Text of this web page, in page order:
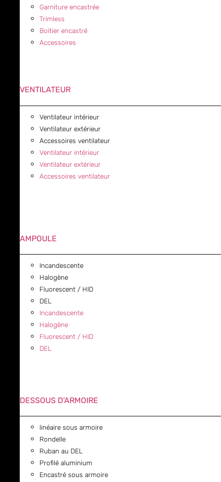
Garniture encastrée
Trimless
Boitier encastré
Accessoires
VENTILATEUR
Ventilateur intérieur
Ventilateur extérieur
Accessoires ventilateur
Ventilateur intérieur
Ventilateur extérieur
Accessoires ventilateur
AMPOULE
Incandescente
Halogène
Fluorescent / HID
DEL
Incandescente
Halogène
Fluorescent / HID
DEL
DESSOUS D'ARMOIRE
linéaire sous armoire
Rondelle
Ruban au DEL
Profilé aluminium
Encastré sous armoire